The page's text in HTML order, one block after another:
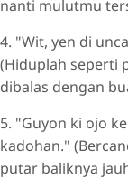
nanti mulutmu
4. "Wit, yen di
(Hiduplah seperti
dibalas dengan
5. "Guyon ki ojo
kadohan."
putar baliknya